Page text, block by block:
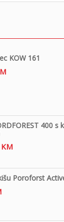
KOW 161
400 s
KM
Poroforst